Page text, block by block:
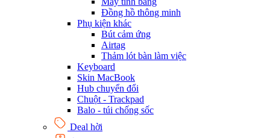
Đồng hồ thông minh
Phụ kiện khác
Bút cảm ứng
Airtag
Thảm lót bàn làm việc
Keyboard
Skin MacBook
Hub chuyển đổi
Chuột - Trackpad
Balo - túi chống sốc
Deal hời